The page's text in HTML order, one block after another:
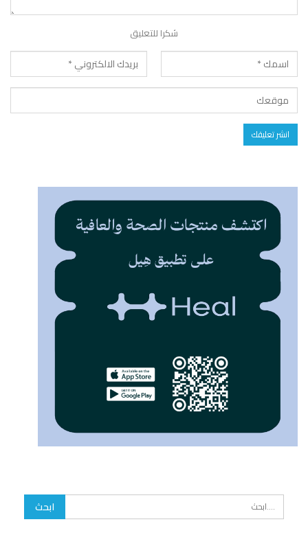
شكرا للتعليق